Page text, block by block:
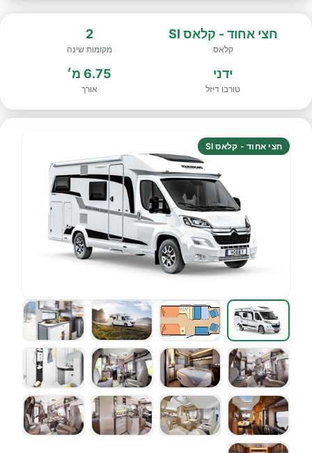
חצי אחוד - קלאס SI
קלאס
2
מקומות שינה
ידני
טורבו דיזל
6.75 מ׳
אורך
חצי אחוד - קלאס SI